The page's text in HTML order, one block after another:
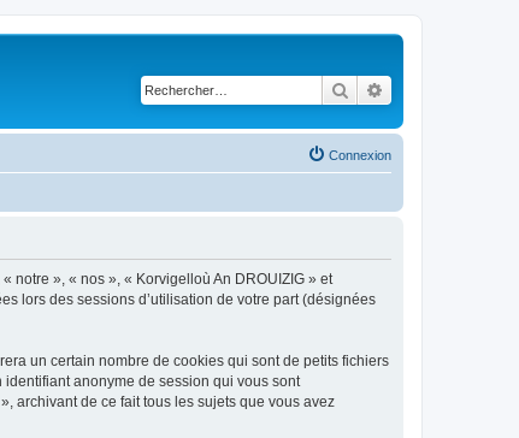
Rechercher
Connexion
notre », « nos », « Korvigelloù An DROUIZIG » et
lors des sessions d’utilisation de votre part (désignées
un certain nombre de cookies qui sont de petits fichiers
anonyme de session qui vous sont
archivant de ce fait tous les sujets que vous avez